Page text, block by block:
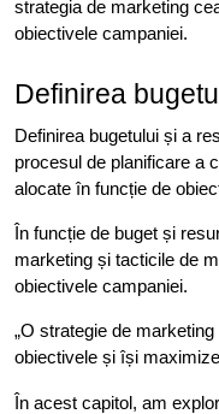
strategia de marketing
obiectivele campaniei.
Definirea
Definirea bugetului și a
procesul de planificare a
alocate în funcție de
În funcție de buget și
marketing și tacticile de
obiectivele campaniei.
„O strategie de
obiectivele și își
În acest capitol, am